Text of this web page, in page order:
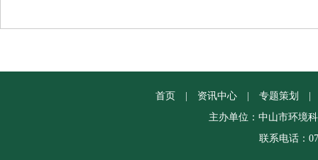
首页 资讯中心 专题策划
主办单位：中山市环境
联系电话：